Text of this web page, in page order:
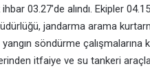
03.27’de alındı. Ekipler
jandarma arama
söndürme çalışmalarına
itfaiye ve su tankeri